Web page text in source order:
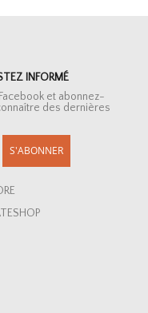
INFORMÉ
et abonnez-
des dernières
S'ABONNER